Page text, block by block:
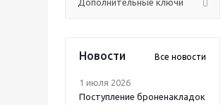
Дополнительные ключи
Новости Все новости
1 июля 2026
Поступление броненакладок